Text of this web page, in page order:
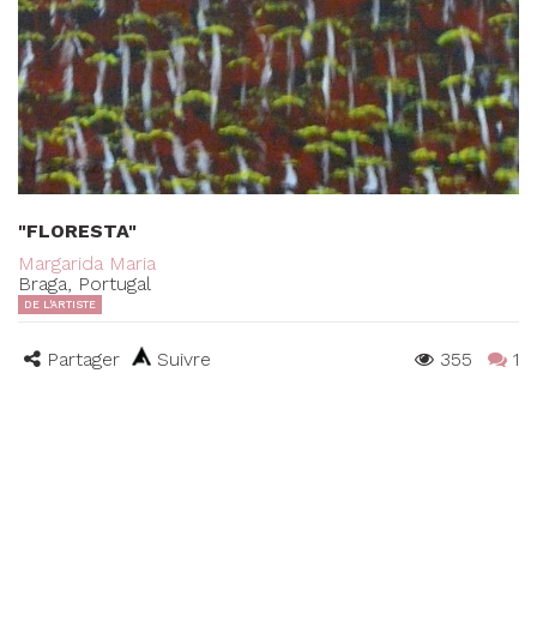
"FLORESTA"
Margarida Maria
Braga, Portugal
DE L'ARTISTE
Partager Suivre 355 1